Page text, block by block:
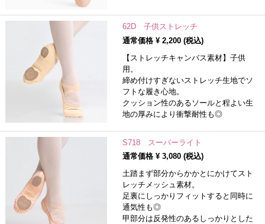
62D 子供ストレッチ
通常価格 ¥ 2,200(税込)
【ストレッチキャンバス素材】子供
用。
締め付けすぎないストレッチ生地でソ
フトな履き心地。
クッション性のあるソールと程よい生
地の厚みにより衝撃耐性も◎
S718 スーパーライト
通常価格 ¥ 3,080(税込)
土踏まず部分からかかとにかけてスト
レッチメッシュ素材。
足裏にしっかりフィットすると同時に
通気性も◎
甲部分は反発性のあるしっかりとした